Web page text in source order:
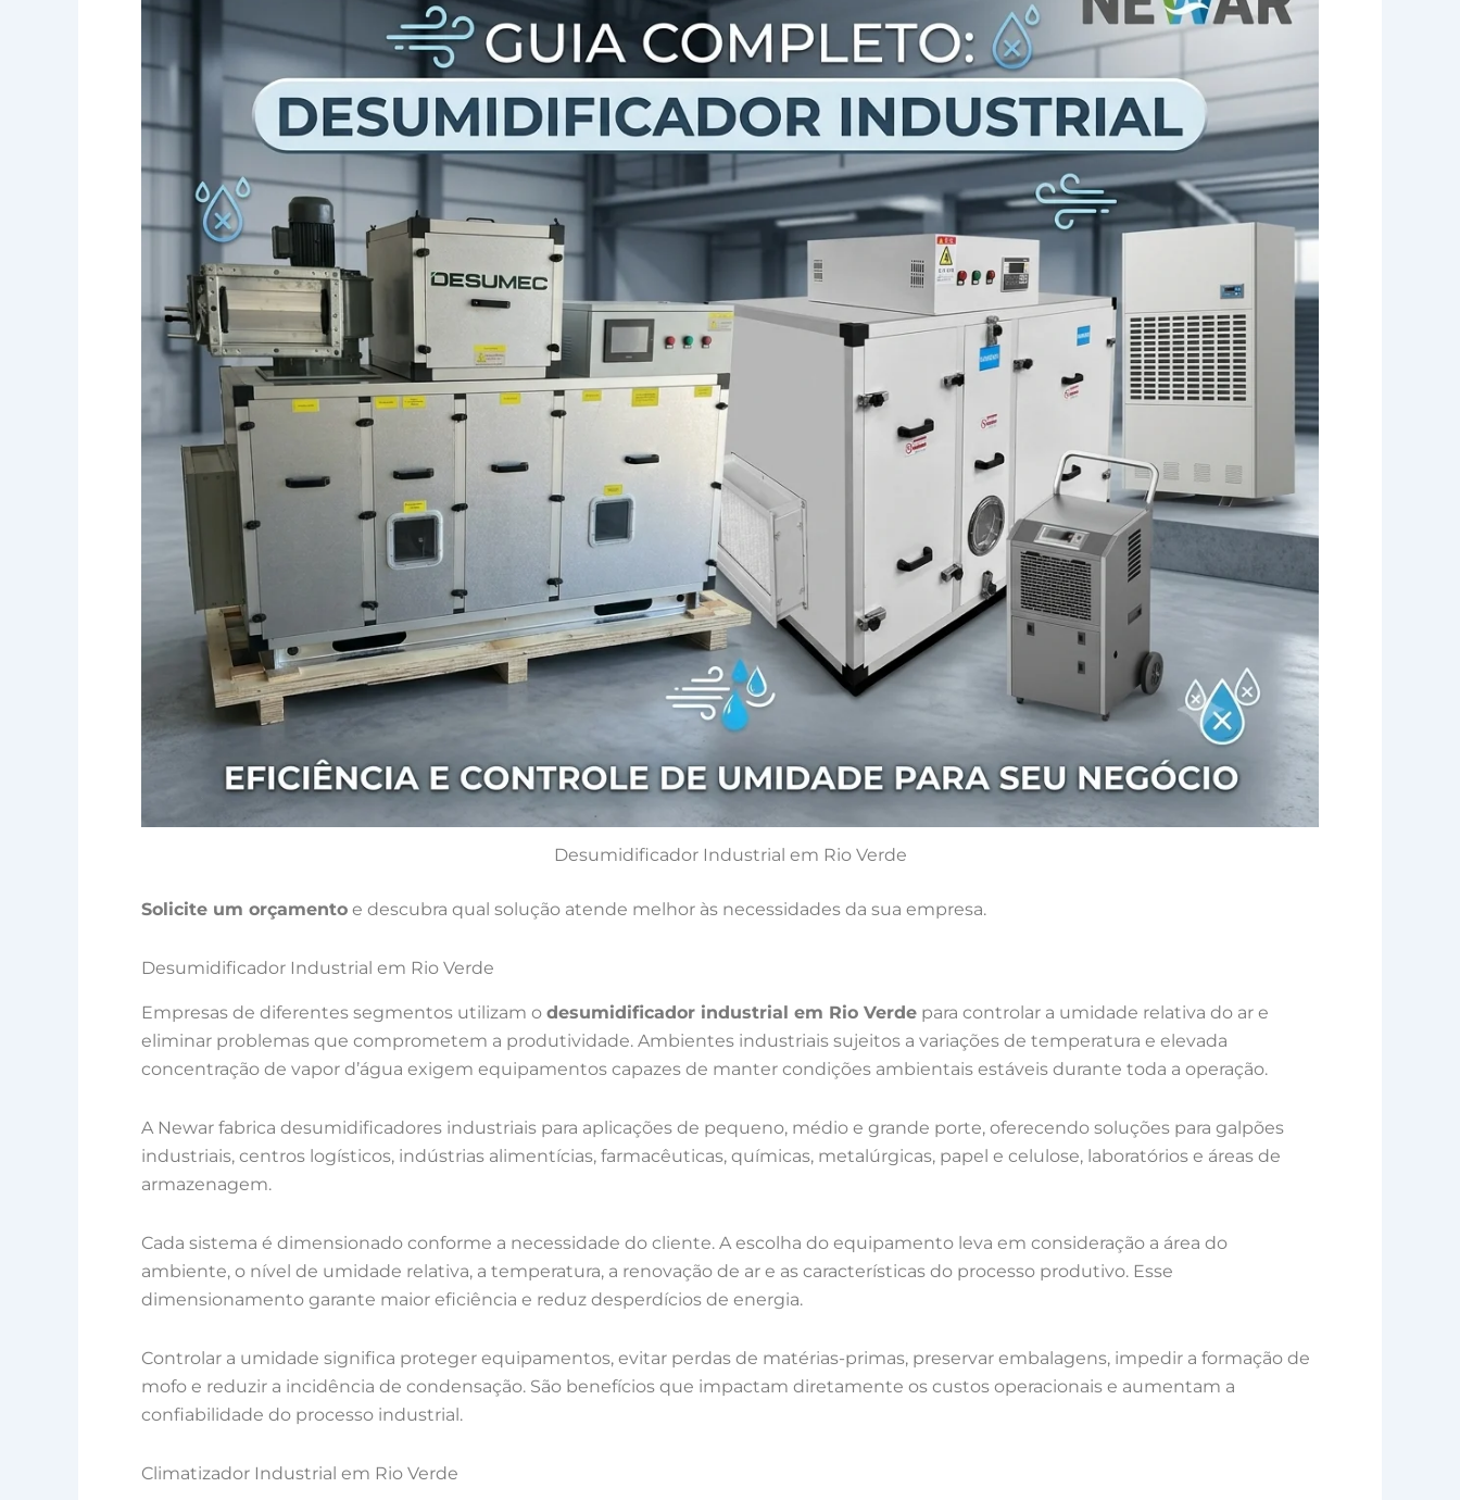
Desumidificador Industrial em Rio Verde
Solicite um orçamento e descubra qual solução atende melhor às necessidades da sua empresa.
Desumidificador Industrial em Rio Verde
Empresas de diferentes segmentos utilizam o desumidificador industrial em Rio Verde para controlar a umidade relativa do ar e
eliminar problemas que comprometem a produtividade. Ambientes industriais sujeitos a variações de temperatura e elevada
concentração de vapor d’água exigem equipamentos capazes de manter condições ambientais estáveis durante toda a operação.
A Newar fabrica desumidificadores industriais para aplicações de pequeno, médio e grande porte, oferecendo soluções para galpões
industriais, centros logísticos, indústrias alimentícias, farmacêuticas, químicas, metalúrgicas, papel e celulose, laboratórios e áreas de
armazenagem.
Cada sistema é dimensionado conforme a necessidade do cliente. A escolha do equipamento leva em consideração a área do
ambiente, o nível de umidade relativa, a temperatura, a renovação de ar e as características do processo produtivo. Esse
dimensionamento garante maior eficiência e reduz desperdícios de energia.
Controlar a umidade significa proteger equipamentos, evitar perdas de matérias-primas, preservar embalagens, impedir a formação de
mofo e reduzir a incidência de condensação. São benefícios que impactam diretamente os custos operacionais e aumentam a
confiabilidade do processo industrial.
Climatizador Industrial em Rio Verde